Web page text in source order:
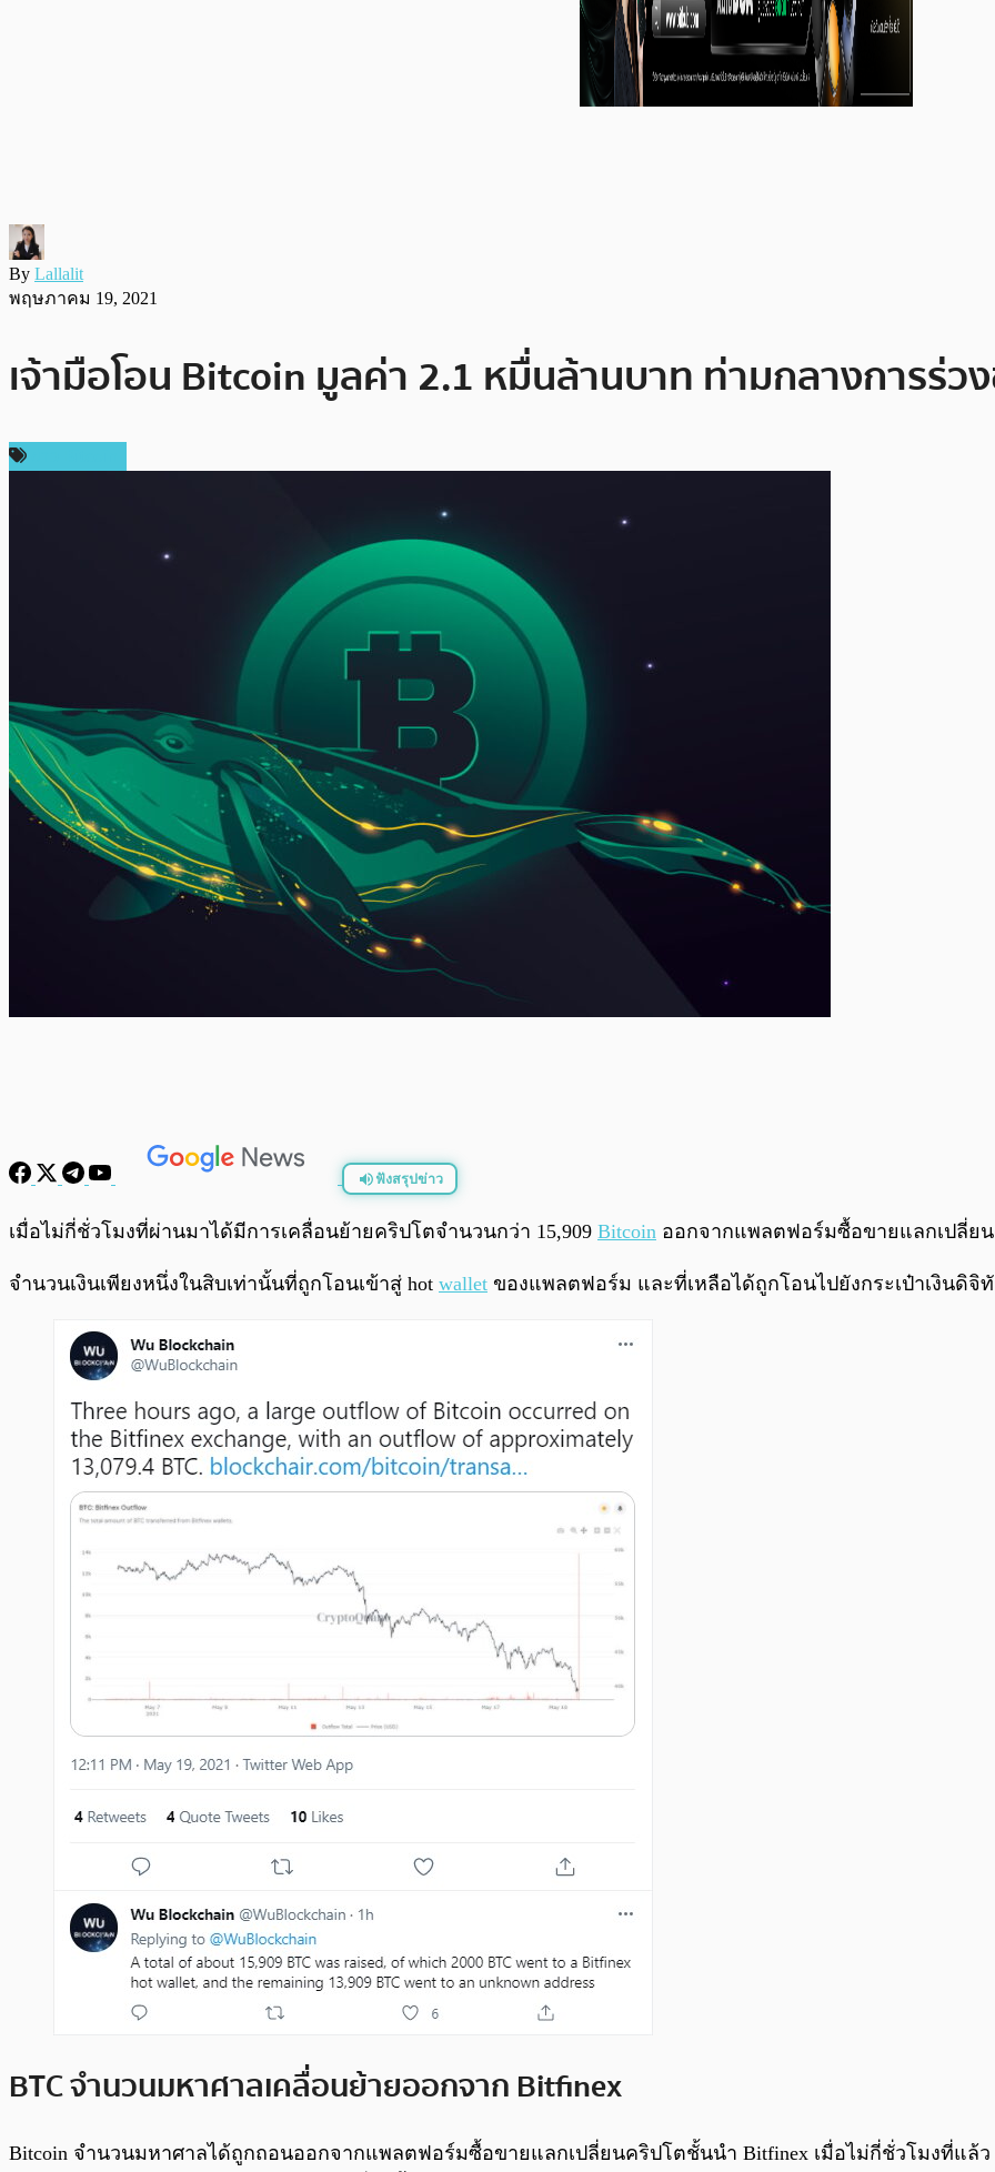
By Lallalit
พฤษภาคม 19, 2021
เจ้ามือโอน Bitcoin มูลค่า 2.1 หมื่นล้านบาท ท่ามกลางการร่ว
ฟังสรุปข่าว
พร้อมเล่น
เมื่อไม่กี่ชั่วโมงที่ผ่านมาได้มีการเคลื่อนย้ายคริปโตจำนวนกว่า 15,909 Bitcoin ออกจากแพลตฟอร์มซื้อขายแลกเปลี่ย
จำนวนเงินเพียงหนึ่งในสิบเท่านั้นที่ถูกโอนเข้าสู่ hot wallet ของแพลตฟอร์ม และที่เหลือได้ถูกโอนไปยังกระเป๋าเงินดิจิ
BTC จำนวนมหาศาลเคลื่อนย้ายออกจาก Bitfinex
Bitcoin จำนวนมหาศาลได้ถูกถอนออกจากแพลตฟอร์มซื้อขายแลกเปลี่ยนคริปโตชั้นนำ Bitfinex เมื่อไม่กี่ชั่วโมงที่แล้ว